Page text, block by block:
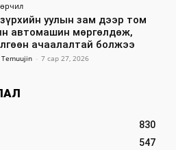
уулын зам дээр том
автомашин мөргөлдөж,
ачаалалтай болжээ
Temuujin - 7 сар 27, 2026
830
547